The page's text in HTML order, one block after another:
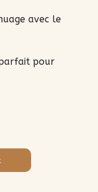
avec le
pour